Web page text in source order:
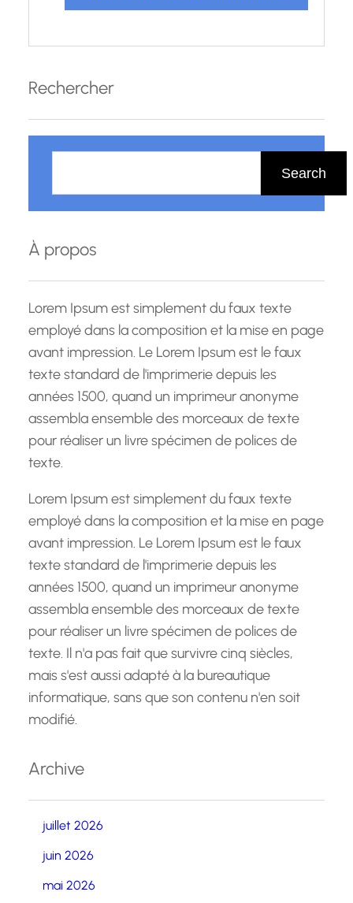
Rechercher
h
r
c
h
Search
À propos
Lorem Ipsum est simplement du faux texte
employé dans la composition et la mise en page
avant impression. Le Lorem Ipsum est le faux
texte standard de l'imprimerie depuis les
années 1500, quand un imprimeur anonyme
assembla ensemble des morceaux de texte
pour réaliser un livre spécimen de polices de
texte.
Lorem Ipsum est simplement du faux texte
employé dans la composition et la mise en page
avant impression. Le Lorem Ipsum est le faux
texte standard de l'imprimerie depuis les
années 1500, quand un imprimeur anonyme
assembla ensemble des morceaux de texte
pour réaliser un livre spécimen de polices de
texte. Il n'a pas fait que survivre cinq siècles,
mais s'est aussi adapté à la bureautique
informatique, sans que son contenu n'en soit
modifié.
Archive
juillet 2026
juin 2026
mai 2026